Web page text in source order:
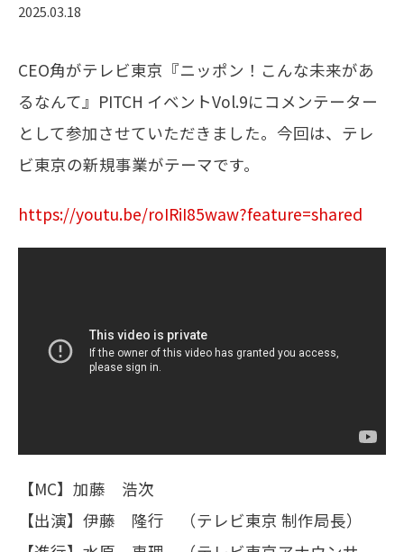
会社情報
フィラメントについて
メンバー
メールマガジン
2025.03.18
CEO角がテレビ東京『ニッポン！こんな未来があ
るなんて』PITCH イベントVol.9にコメンテーター
として参加させていただきました。今回は、テレ
ビ東京の新規事業がテーマです。
https://youtu.be/roIRiI85waw?feature=shared
【MC】加藤 浩次
【出演】伊藤 隆行 （テレビ東京 制作局長）